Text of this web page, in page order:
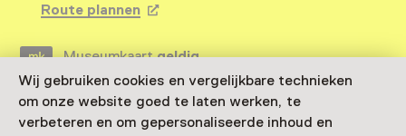
Wij gebruiken cookies en vergelijkbare technieken
om onze website goed te laten werken, te
verbeteren en om gepersonaliseerde inhoud en
Route plannen Opent in een nieuw tabblad
Museumkaartgeldig
Bezoek museumpagina